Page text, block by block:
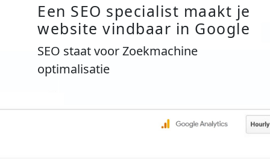
Een SEO specialist maakt je
website vindbaar in Google
SEO staat voor Zoekmachine
optimalisatie